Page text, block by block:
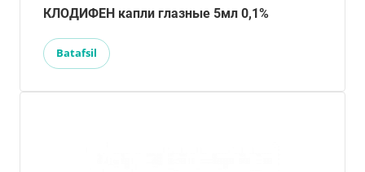
КЛОДИФЕН капли глазные 5мл 0,1%
Batafsil